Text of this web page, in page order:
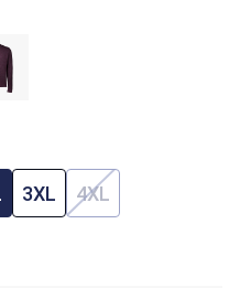
beschikbaar.)niet beschikbaar.)
is momenteel niet
3XL 4XL(Deze optie is